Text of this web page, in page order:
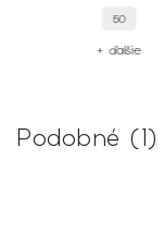
Podobné (1)